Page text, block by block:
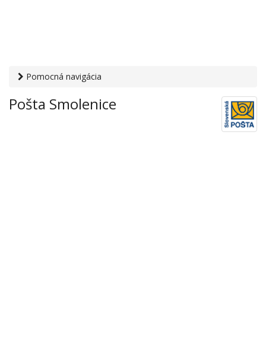
Pomocná navigácia
služby› Pošty› Pošta Smolenice
Pošta Smolenice